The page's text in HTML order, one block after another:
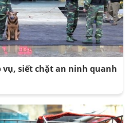
vụ, siết chặt an ninh quanh